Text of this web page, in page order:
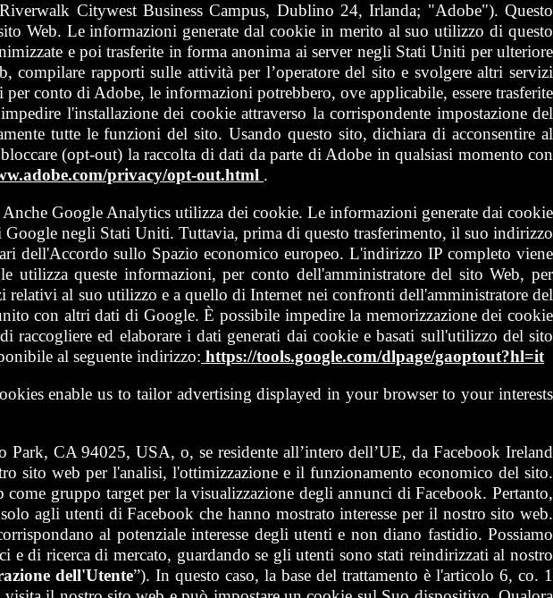
Citywest Business Campus, Dublino 24, Irlanda; "Adobe"). Questo
Web. Le informazioni generate dal cookie in merito al suo utilizzo di questo
e poi trasferite in forma anonima ai server negli Stati Uniti per ulteriore
rapporti sulle attività per l’operatore del sito e svolgere altri servizi
conto di Adobe, le informazioni potrebbero, ove applicabile, essere trasferite
l'installazione dei cookie attraverso la corrispondente impostazione del
tutte le funzioni del sito. Usando questo sito, dichiara di acconsentire al
(opt-out) la raccolta di dati da parte di Adobe in qualsiasi momento con
privacy/opt-out.html .
Google Analytics utilizza dei cookie. Le informazioni generate dai cookie
Google negli Stati Uniti. Tuttavia, prima di questo trasferimento, il suo indirizzo
dell'Accordo sullo Spazio economico europeo. L'indirizzo IP completo viene
queste informazioni, per conto dell'amministratore del sito Web, per
al suo utilizzo e a quello di Internet nei confronti dell'amministratore del
con altri dati di Google. È possibile impedire la memorizzazione dei cookie
raccogliere ed elaborare i dati generati dai cookie e basati sull'utilizzo del sito
al seguente indirizzo: https://tools.google.com/dlpage/gaoptout?hl=it
enable us to tailor advertising displayed in your browser to your interests
CA 94025, USA, o, se residente all’intero dell’UE, da Facebook Ireland
sito web per l'analisi, l'ottimizzazione e il funzionamento economico del sito.
gruppo target per la visualizzazione degli annunci di Facebook. Pertanto,
agli utenti di Facebook che hanno mostrato interesse per il nostro sito web.
al potenziale interesse degli utenti e non diano fastidio. Possiamo
di ricerca di mercato, guardando se gli utenti sono stati reindirizzati al nostro
dell'Utente”). In questo caso, la base del trattamento è l'articolo 6, co. 1